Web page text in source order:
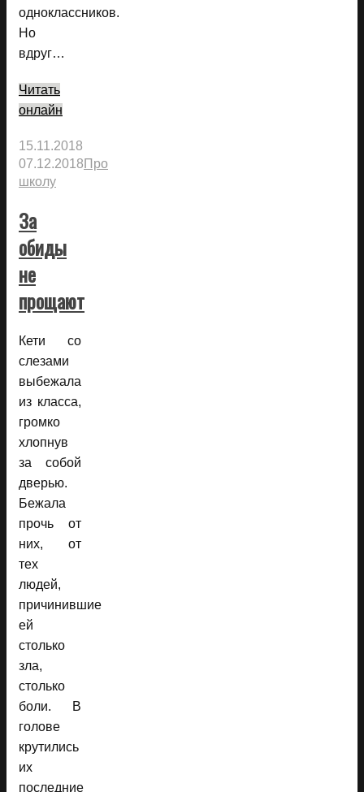
одноклассников.
Но
вдруг…
Читать
онлайн
15.11.2018
07.12.2018 Про
школу
За
обиды
не
прощают
Кети со
слезами
выбежала
из класса,
громко
хлопнув
за собой
дверью.
Бежала
прочь от
них, от
тех
людей,
причинившие
ей
столько
зла,
столько
боли. В
голове
крутились
их
последние